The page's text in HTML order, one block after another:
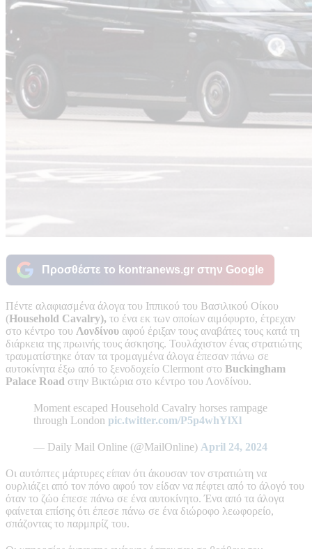
Προσθέστε το kontranews.gr στην Google
Πέντε αλαφιασμένα άλογα του Ιππικού του Βασιλικού Οίκου
(Household Cavalry), το ένα εκ των οποίων αιμόφυρτο, έτρεχαν
στο κέντρο του Λονδίνου αφού έριξαν τους αναβάτες τους κατά τη
διάρκεια της πρωινής τους άσκησης. Τουλάχιστον ένας στρατιώτης
τραυματίστηκε όταν τα τρομαγμένα άλογα έπεσαν πάνω σε
αυτοκίνητα έξω από το ξενοδοχείο Clermont στο Buckingham
Palace Road στην Βικτώρια στο κέντρο του Λονδίνου.
Moment escaped Household Cavalry horses rampage
through London pic.twitter.com/P5p4whYlXl
— Daily Mail Online (@MailOnline) April 24, 2024
Οι αυτόπτες μάρτυρες είπαν ότι άκουσαν τον στρατιώτη να
ουρλιάζει από τον πόνο αφού τον είδαν να πέφτει από το άλογό του
όταν το ζώο έπεσε πάνω σε ένα αυτοκίνητο. Ένα από τα άλογα
φαίνεται επίσης ότι έπεσε πάνω σε ένα διώροφο λεωφορείο,
σπάζοντας το παρμπρίζ του.